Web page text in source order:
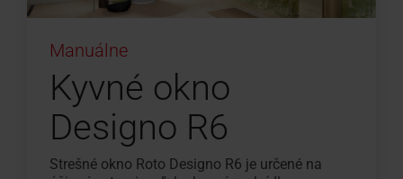
Manuálne
Kyvné okno
Designo R6
Strešné okno Roto Designo R6 je určené na